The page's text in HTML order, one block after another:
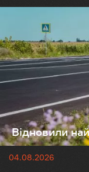
Відновили
04.08.2026